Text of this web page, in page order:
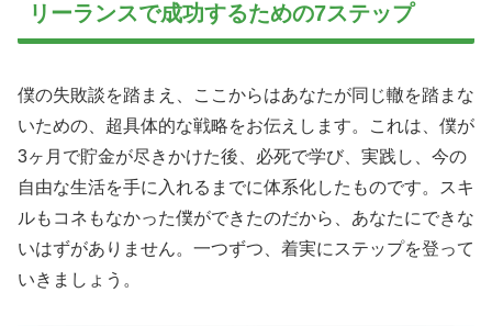
リーランスで成功するための7ステップ
僕の失敗談を踏まえ、ここからはあなたが同じ轍を踏まな
いための、超具体的な戦略をお伝えします。これは、僕が
3ヶ月で貯金が尽きかけた後、必死で学び、実践し、今の
自由な生活を手に入れるまでに体系化したものです。スキ
ルもコネもなかった僕ができたのだから、あなたにできな
いはずがありません。一つずつ、着実にステップを登って
いきましょう。